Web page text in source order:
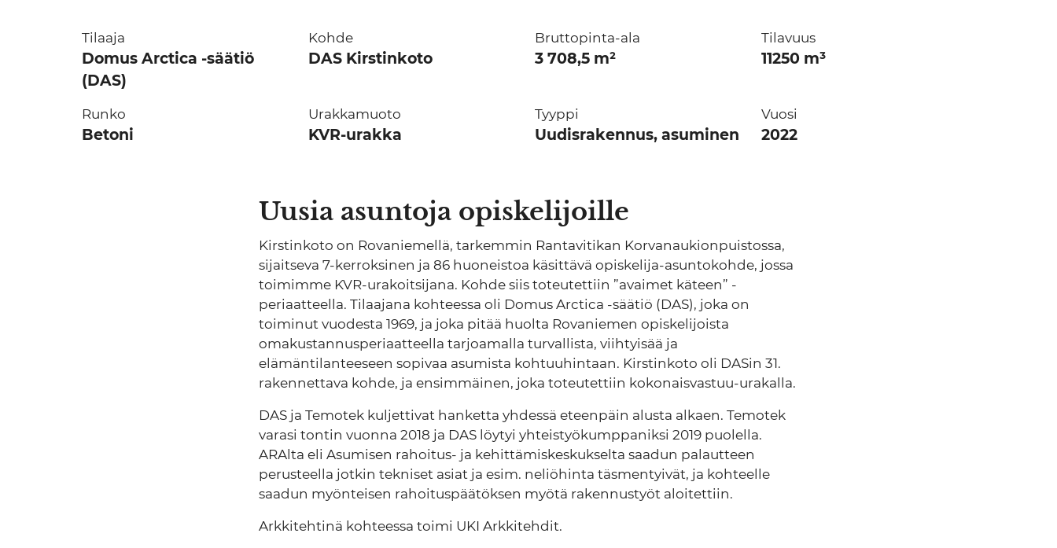
Tilaaja
Domus Arctica -säätiö
(DAS)
Kohde
DAS Kirstinkoto
Bruttopinta-ala
3 708,5 m²
Tilavuus
11250 m³
Runko
Betoni
Urakkamuoto
KVR-urakka
Tyyppi
Uudisrakennus, asuminen
Vuosi
2022
Uusia asuntoja opiskelijoille
Kirstinkoto on Rovaniemellä, tarkemmin Rantavitikan Korvanaukionpuistossa,
sijaitseva 7-kerroksinen ja 86 huoneistoa käsittävä opiskelija-asuntokohde, jossa
toimimme KVR-urakoitsijana. Kohde siis toteutettiin ”avaimet käteen” -
periaatteella. Tilaajana kohteessa oli Domus Arctica -säätiö (DAS), joka on
toiminut vuodesta 1969, ja joka pitää huolta Rovaniemen opiskelijoista
omakustannusperiaatteella tarjoamalla turvallista, viihtyisää ja
elämäntilanteeseen sopivaa asumista kohtuuhintaan. Kirstinkoto oli DASin 31.
rakennettava kohde, ja ensimmäinen, joka toteutettiin kokonaisvastuu-urakalla.
DAS ja Temotek kuljettivat hanketta yhdessä eteenpäin alusta alkaen. Temotek
varasi tontin vuonna 2018 ja DAS löytyi yhteistyökumppaniksi 2019 puolella.
ARAlta eli Asumisen rahoitus- ja kehittämiskeskukselta saadun palautteen
perusteella jotkin tekniset asiat ja esim. neliöhinta täsmentyivät, ja kohteelle
saadun myönteisen rahoituspäätöksen myötä rakennustyöt aloitettiin.
Arkkitehtinä kohteessa toimi UKI Arkkitehdit.